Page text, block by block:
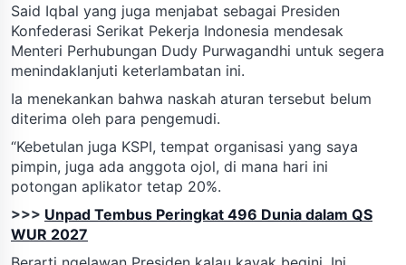
Said Iqbal yang juga menjabat sebagai Presiden
Konfederasi Serikat Pekerja Indonesia mendesak
Menteri Perhubungan Dudy Purwagandhi untuk segera
menindaklanjuti keterlambatan ini.
Ia menekankan bahwa naskah aturan tersebut belum
diterima oleh para pengemudi.
“Kebetulan juga KSPI, tempat organisasi yang saya
pimpin, juga ada anggota ojol, di mana hari ini
potongan aplikator tetap 20%.
>>> Unpad Tembus Peringkat 496 Dunia dalam QS
WUR 2027